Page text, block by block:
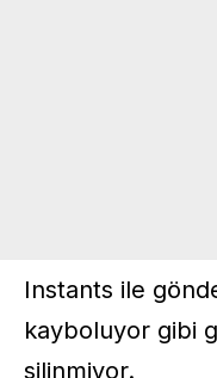
Instants ile
kayboluyor gibi
silinmiyor.